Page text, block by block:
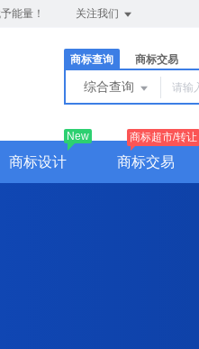
能量！ 关注我们
商标查询 商标交易
综合查询
商标设计
New
商标交易
商标超市/转让